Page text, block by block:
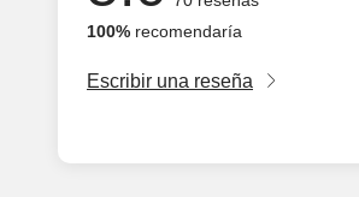
100% recomendaría
Escribir una reseña